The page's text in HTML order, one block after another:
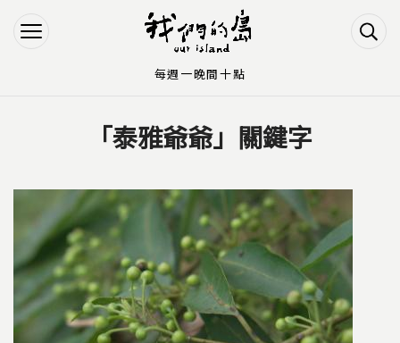
Jump to Navigation
Jump to Main content
「泰雅爺爺」關鍵字
每週一晚間十點